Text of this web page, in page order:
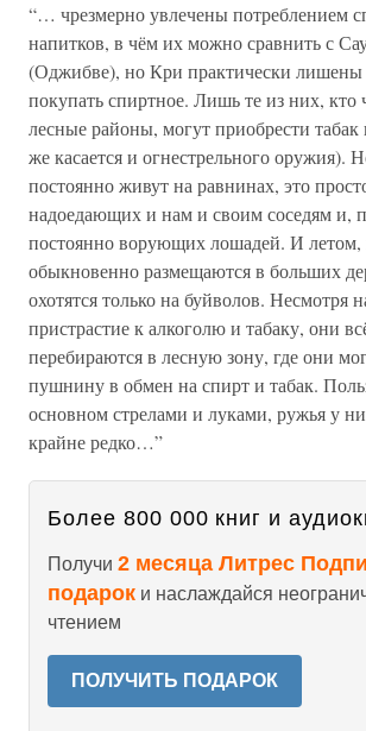
“… чрезмерно увлечены потреблением
напитков, в чём их можно сравнить с
(Оджибве), но Кри практически лишены
покупать спиртное. Лишь те из них, кто
лесные районы, могут приобрести табак
же касается и огнестрельного оружия).
постоянно живут на равнинах, это
надоедающих и нам и своим соседям и,
постоянно ворующих лошадей. И
обыкновенно размещаются в больших
охотятся только на буйволов. Несмотря
пристрастие к алкоголю и табаку, они
перебираются в лесную зону, где они
пушнину в обмен на спирт и табак.
основном стрелами и луками, ружья у
крайне редко…”
Более 800 000 книг и
Получи 2 месяца Литрес
подарок и наслаждайся
чтением
ПОЛУЧИТЬ ПОДАРОК